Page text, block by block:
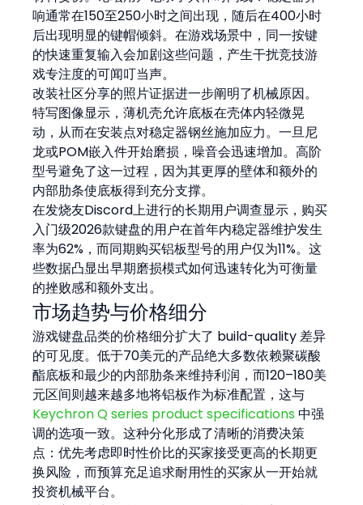
响通常在150至250小时之间出现，随后在400小时
后出现明显的键帽倾斜。在游戏场景中，同一按键
的快速重复输入会加剧这些问题，产生干扰竞技游
戏专注度的可闻叮当声。
改装社区分享的照片证据进一步阐明了机械原因。
特写图像显示，薄机壳允许底板在壳体内轻微晃
动，从而在安装点对稳定器钢丝施加应力。一旦尼
龙或POM嵌入件开始磨损，噪音会迅速增加。高阶
型号避免了这一过程，因为其更厚的壁体和额外的
内部肋条使底板得到充分支撑。
在发烧友Discord上进行的长期用户调查显示，购买
入门级2026款键盘的用户在首年内稳定器维护发生
率为62%，而同期购买铝板型号的用户仅为11%。这
些数据凸显出早期磨损模式如何迅速转化为可衡量
的挫败感和额外支出。
市场趋势与价格细分
游戏键盘品类的价格细分扩大了 build-quality 差异
的可见度。低于70美元的产品绝大多数依赖聚碳酸
酯底板和最少的内部肋条来维持利润，而120–180美
元区间则越来越多地将铝板作为标准配置，这与
Keychron Q series product specifications 中强
调的选项一致。这种分化形成了清晰的消费决策
点：优先考虑即时性价比的买家接受更高的长期更
换风险，而预算充足追求耐用性的买家从一开始就
投资机械平台。